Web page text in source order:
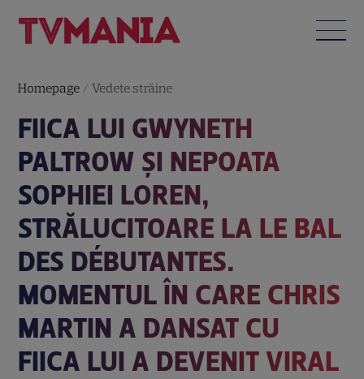
Homepage /Vedete străine
FIICA LUI GWYNETH
PALTROW ȘI NEPOATA
SOPHIEI LOREN,
STRĂLUCITOARE LA LE BAL
DES DÉBUTANTES.
MOMENTUL ÎN CARE CHRIS
MARTIN A DANSAT CU
FIICA LUI A DEVENIT VIRAL